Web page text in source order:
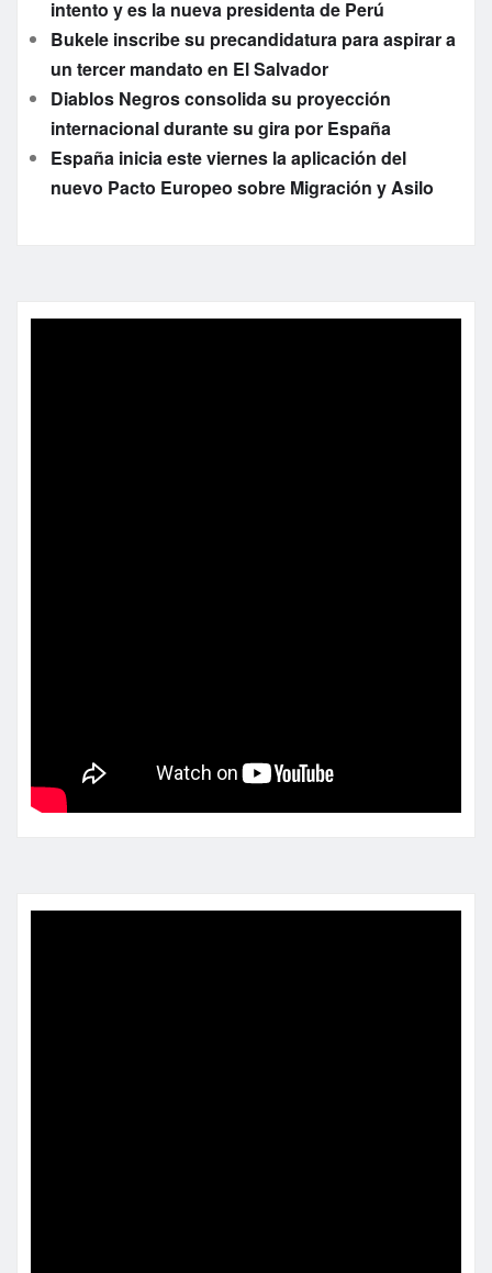
intento y es la nueva presidenta de Perú
Bukele inscribe su precandidatura para aspirar a
un tercer mandato en El Salvador
Diablos Negros consolida su proyección
internacional durante su gira por España
España inicia este viernes la aplicación del
nuevo Pacto Europeo sobre Migración y Asilo